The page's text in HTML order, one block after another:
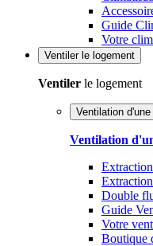
Guide
Votre
Ventiler le logement
Ventiler le logement
Ventilation
Ventilation
Double
Guide
Votre
Boutique